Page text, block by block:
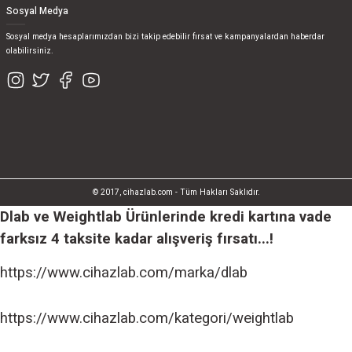
Sosyal Medya
Sosyal medya hesaplarımızdan bizi takip edebilir fırsat ve kampanyalardan haberdar
olabilirsiniz.
© 2017, cihazlab.com - Tüm Hakları Saklıdır.
Dlab ve Weightlab Ürünlerinde kredi kartına vade
farksız 4 taksite kadar alışveriş fırsatı...!
https://www.cihazlab.com/marka/dlab
https://www.cihazlab.com/kategori/weightlab